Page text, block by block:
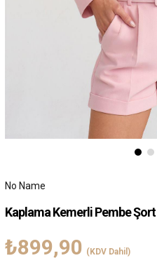
No Name
Kaplama Kemerli Pembe Şort
₺899,90 (KDV Dahil)